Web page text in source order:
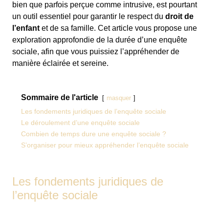
bien que parfois perçue comme intrusive, est pourtant
un outil essentiel pour garantir le respect du droit de
l’enfant et de sa famille. Cet article vous propose une
exploration approfondie de la durée d’une enquête
sociale, afin que vous puissiez l’appréhender de
manière éclairée et sereine.
Sommaire de l'article masquer
Les fondements juridiques de l’enquête sociale
Le déroulement d’une enquête sociale
Combien de temps dure une enquête sociale ?
S’organiser pour mieux appréhender l’enquête sociale
Les fondements juridiques de
l’enquête sociale